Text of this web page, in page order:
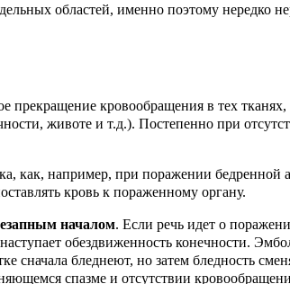
областей, именно поэтому нередко
прекращение кровообращения в тех
животе и т.д.). Постепенно при
как, например, при поражении бедренной
кровь к пораженному органу.
началом. Если речь идет о
обездвиженность конечности. Э
бледнеют, но затем бледность
спазме и отсутствии